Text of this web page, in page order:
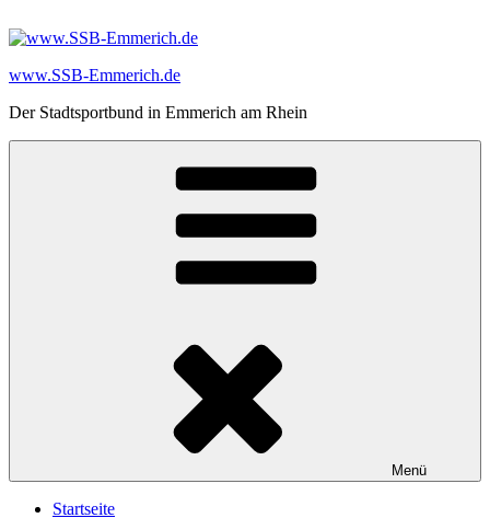
Inhalt
www.SSB-Emmerich.de
Der Stadtsportbund in Emmerich am Rhein
Menü
Startseite